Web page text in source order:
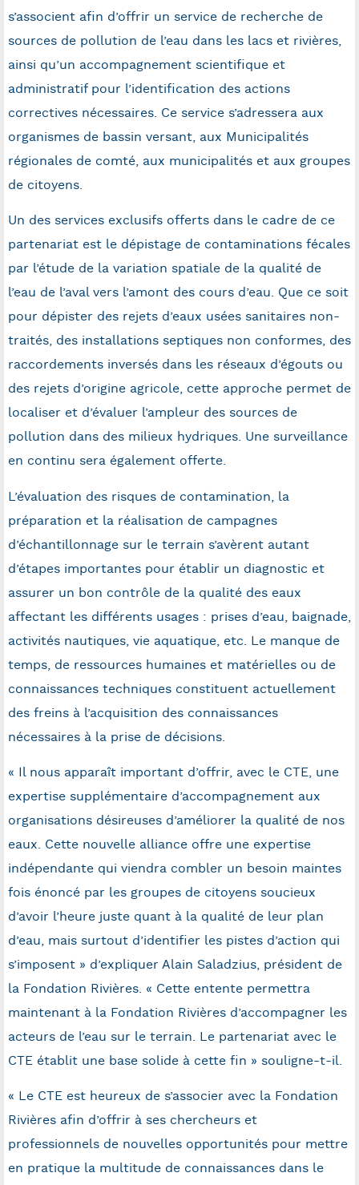
s’associent afin d’offrir un service de recherche de
sources de pollution de l’eau dans les lacs et rivières,
ainsi qu’un accompagnement scientifique et
administratif pour l’identification des actions
correctives nécessaires. Ce service s’adressera aux
organismes de bassin versant, aux Municipalités
régionales de comté, aux municipalités et aux groupes
de citoyens.
Un des services exclusifs offerts dans le cadre de ce
partenariat est le dépistage de contaminations fécales
par l’étude de la variation spatiale de la qualité de
l’eau de l’aval vers l’amont des cours d’eau. Que ce soit
pour dépister des rejets d’eaux usées sanitaires non-
traités, des installations septiques non conformes, des
raccordements inversés dans les réseaux d’égouts ou
des rejets d’origine agricole, cette approche permet de
localiser et d’évaluer l’ampleur des sources de
pollution dans des milieux hydriques. Une surveillance
en continu sera également offerte.
L’évaluation des risques de contamination, la
préparation et la réalisation de campagnes
d’échantillonnage sur le terrain s’avèrent autant
d’étapes importantes pour établir un diagnostic et
assurer un bon contrôle de la qualité des eaux
affectant les différents usages : prises d’eau, baignade,
activités nautiques, vie aquatique, etc. Le manque de
temps, de ressources humaines et matérielles ou de
connaissances techniques constituent actuellement
des freins à l’acquisition des connaissances
nécessaires à la prise de décisions.
« Il nous apparaît important d’offrir, avec le CTE, une
expertise supplémentaire d’accompagnement aux
organisations désireuses d’améliorer la qualité de nos
eaux. Cette nouvelle alliance offre une expertise
indépendante qui viendra combler un besoin maintes
fois énoncé par les groupes de citoyens soucieux
d’avoir l’heure juste quant à la qualité de leur plan
d’eau, mais surtout d’identifier les pistes d’action qui
s’imposent » d’expliquer Alain Saladzius, président de
la Fondation Rivières. « Cette entente permettra
maintenant à la Fondation Rivières d’accompagner les
acteurs de l’eau sur le terrain. Le partenariat avec le
CTE établit une base solide à cette fin » souligne-t-il.
« Le CTE est heureux de s’associer avec la Fondation
Rivières afin d’offrir à ses chercheurs et
professionnels de nouvelles opportunités pour mettre
en pratique la multitude de connaissances dans le